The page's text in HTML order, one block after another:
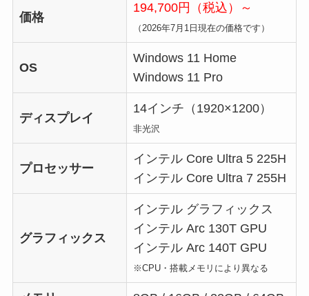
価格
194,700円（税込）～
（2026年7月1日現在の価格です）
OS
Windows 11 Home
Windows 11 Pro
ディスプレイ
14インチ（1920×1200）
非光沢
プロセッサー
インテル Core Ultra 5 225H
インテル Core Ultra 7 255H
グラフィックス
インテル グラフィックス
インテル Arc 130T GPU
インテル Arc 140T GPU
※CPU・搭載メモリにより異なる